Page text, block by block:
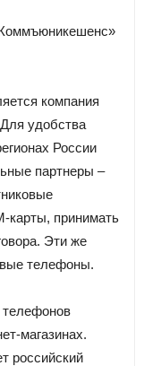
компания
удобства
России
партнеры –
карты, принимать
Эти же
телефоны.
магазинах.
российский